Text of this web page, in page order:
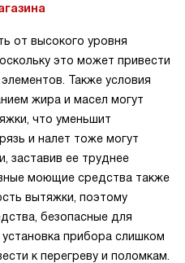
от высокого уровня
это может привести
Также условия
жира и масел могут
что уменьшит
и налет тоже могут
заставив ее труднее
моющие средства также
вытяжки, поэтому
безопасные для
прибора слишком
к перегреву и поломкам.